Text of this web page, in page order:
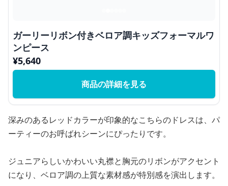
ガーリーリボン付きベロア調キッズフォーマルワ
ンピース
¥5,640
商品の詳細を見る
深みのあるレッドカラーが印象的なこちらのドレスは、パ
ーティーのお呼ばれシーンにぴったりです。
ジュニアらしいかわいい丸襟と胸元のリボンがアクセント
になり、ベロア調の上質な素材感が特別感を演出します。